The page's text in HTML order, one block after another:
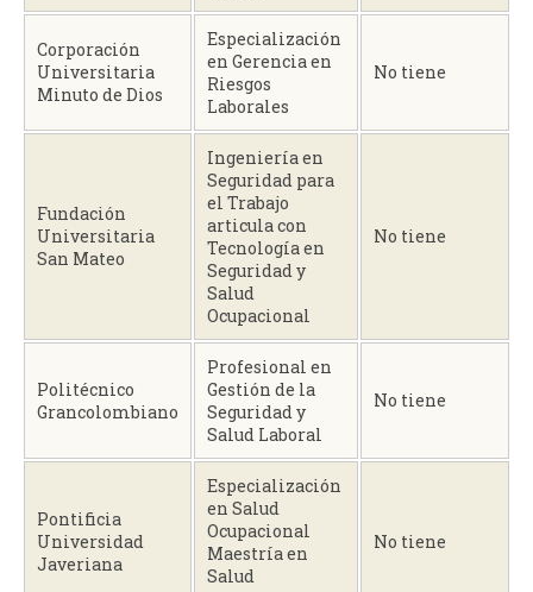
Corporación
Universitaria
Minuto de Dios
Especialización
en Gerencia en
Riesgos
Laborales
No tiene
Fundación
Universitaria
San Mateo
Ingeniería en
Seguridad para
el Trabajo
articula con
Tecnología en
Seguridad y
Salud
Ocupacional
No tiene
Politécnico
Grancolombiano
Profesional en
Gestión de la
Seguridad y
Salud Laboral
No tiene
Pontificia
Universidad
Javeriana
Especialización
en Salud
Ocupacional
Maestría en
Salud
No tiene